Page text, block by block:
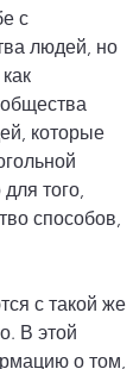
с
людей, но
которые
того,
способов,
с такой же
В этой
о том,